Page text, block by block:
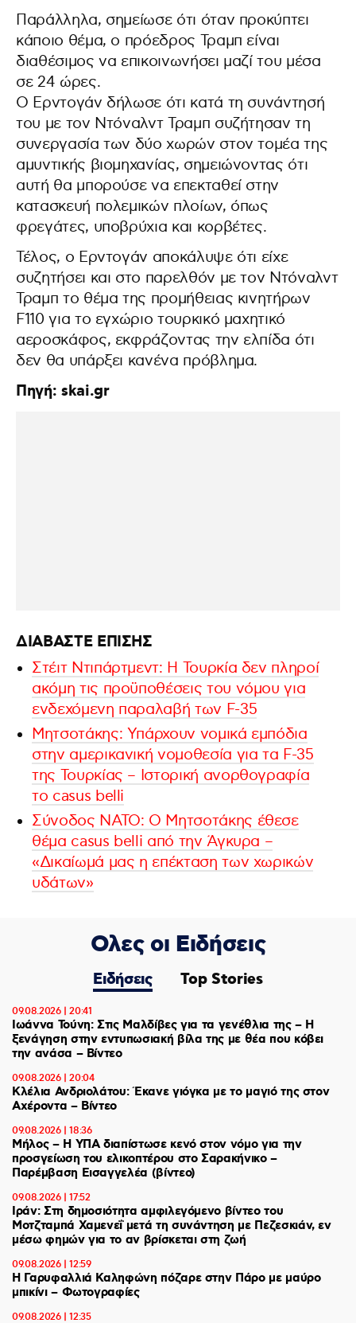
Παράλληλα, σημείωσε ότι όταν προκύπτει
κάποιο θέμα, ο πρόεδρος Τραμπ είναι
διαθέσιμος να επικοινωνήσει μαζί του μέσα
σε 24 ώρες.
Ο Ερντογάν δήλωσε ότι κατά τη συνάντησή
του με τον Ντόναλντ Τραμπ συζήτησαν τη
συνεργασία των δύο χωρών στον τομέα της
αμυντικής βιομηχανίας, σημειώνοντας ότι
αυτή θα μπορούσε να επεκταθεί στην
κατασκευή πολεμικών πλοίων, όπως
φρεγάτες, υποβρύχια και κορβέτες.
Τέλος, ο Ερντογάν αποκάλυψε ότι είχε
συζητήσει και στο παρελθόν με τον Ντόναλντ
Τραμπ το θέμα της προμήθειας κινητήρων
F110 για το εγχώριο τουρκικό μαχητικό
αεροσκάφος, εκφράζοντας την ελπίδα ότι
δεν θα υπάρξει κανένα πρόβλημα.
Πηγή: skai.gr
ΔΙΑΒΑΣΤΕ ΕΠΙΣΗΣ
Στέιτ Ντιπάρτμεντ: Η Τουρκία δεν πληροί
ακόμη τις προϋποθέσεις του νόμου για
ενδεχόμενη παραλαβή των F-35
Μητσοτάκης: Υπάρχουν νομικά εμπόδια
στην αμερικανική νομοθεσία για τα F-35
της Τουρκίας – Ιστορική ανορθογραφία
το casus belli
Σύνοδος ΝΑΤΟ: Ο Μητσοτάκης έθεσε
θέμα casus belli από την Άγκυρα –
«Δικαίωμά μας η επέκταση των χωρικών
υδάτων»
Ολες οι Ειδήσεις
Ειδήσεις Top Stories
09.08.2026 | 20:41
Ιωάννα Τούνη: Στις Μαλδίβες για τα γενέθλια της – H
ξενάγηση στην εντυπωσιακή βίλα της με θέα που κόβει
την ανάσα – Βίντεο
09.08.2026 | 20:04
Κλέλια Ανδριολάτου: Έκανε γιόγκα με το μαγιό της στον
Αχέροντα – Βίντεο
09.08.2026 | 18:36
Μήλος – Η ΥΠΑ διαπίστωσε κενό στον νόμο για την
προσγείωση του ελικοπτέρου στο Σαρακήνικο –
Παρέμβαση Εισαγγελέα (βίντεο)
09.08.2026 | 17:52
Ιράν: Στη δημοσιότητα αμφιλεγόμενο βίντεο του
Μοτζταμπά Χαμενεΐ μετά τη συνάντηση με Πεζεσκιάν, εν
μέσω φημών για το αν βρίσκεται στη ζωή
09.08.2026 | 12:59
Η Γαρυφαλλιά Καληφώνη πόζαρε στην Πάρο με μαύρο
μπικίνι – Φωτογραφίες
09.08.2026 | 12:35